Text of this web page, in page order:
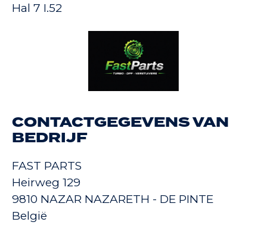
Hal 7 I.52
CONTACTGEGEVENS VAN
BEDRIJF
FAST PARTS
Heirweg 129
9810 NAZAR NAZARETH - DE PINTE
België